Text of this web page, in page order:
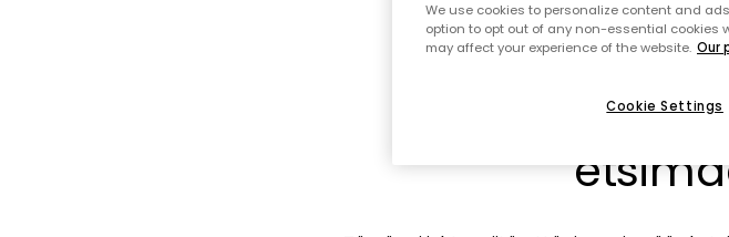
Emme
We use cookies to personalize content and
option to opt out of any non-essential cookies
may affect your experience of the website. Our
Cookie Settings